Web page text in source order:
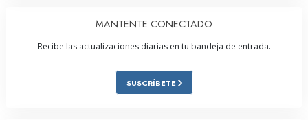
MANTENTE CONECTADO
Recibe las actualizaciones diarias en tu bandeja de entrada.
SUSCRÍBETE